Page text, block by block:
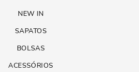
NEW IN
SAPATOS
BOLSAS
ACESSÓRIOS